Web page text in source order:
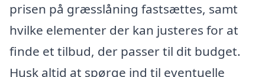
prisen på græsslåning fastsættes, samt
hvilke elementer der kan justeres for at
finde et tilbud, der passer til dit budget.
Husk altid at spørge ind til eventuelle